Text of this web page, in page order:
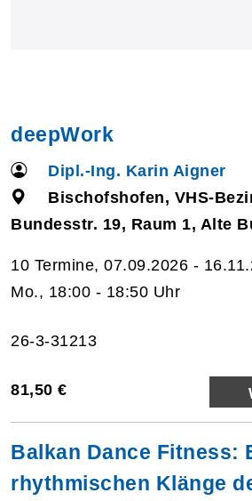
deepWork
Dipl.-Ing. Karin Aigner
Bischofshofen, VHS-
Bundesstr. 19, Raum 1, Alte
10 Termine, 07.09.2026 -
Mo., 18:00 - 18:50 Uhr
26-3-31213
81,50 €
Balkan Dance Fitness:
rhythmischen Klänge